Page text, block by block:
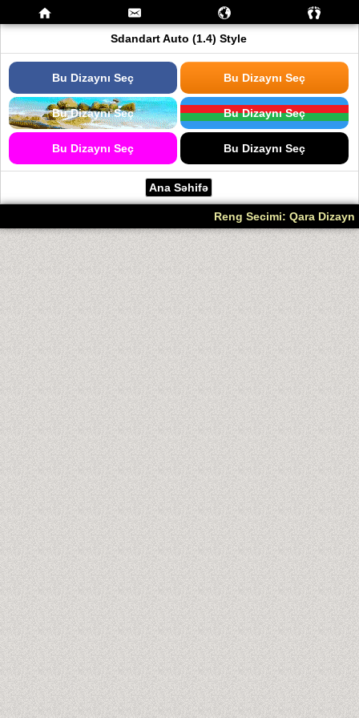
Sdandart Auto (1.4) Style
Bu Dizaynı Seç Bu Dizaynı Seç
Bu Dizaynı Seç Bu Dizaynı Seç
Bu Dizaynı Seç Bu Dizaynı Seç
Ana Səhifə
Reng Secimi: Qara Dizayn